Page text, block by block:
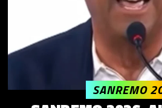
SANREMO